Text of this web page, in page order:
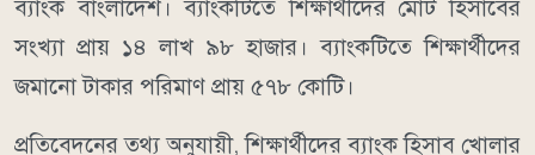
ব্যাংক বাংলাদেশ। ব্যাংকটিতে শিক্ষার্থীদের মোট হিসাবের
সংখ্যা প্রায় ১৪ লাখ ৯৮ হাজার। ব্যাংকটিতে শিক্ষার্থীদের
জমানো টাকার পরিমাণ প্রায় ৫৭৮ কোটি।
প্রতিবেদনের তথ্য অনুযায়ী, শিক্ষার্থীদের ব্যাংক হিসাব খোলার